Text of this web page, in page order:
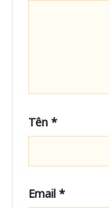
Tên *
Email *